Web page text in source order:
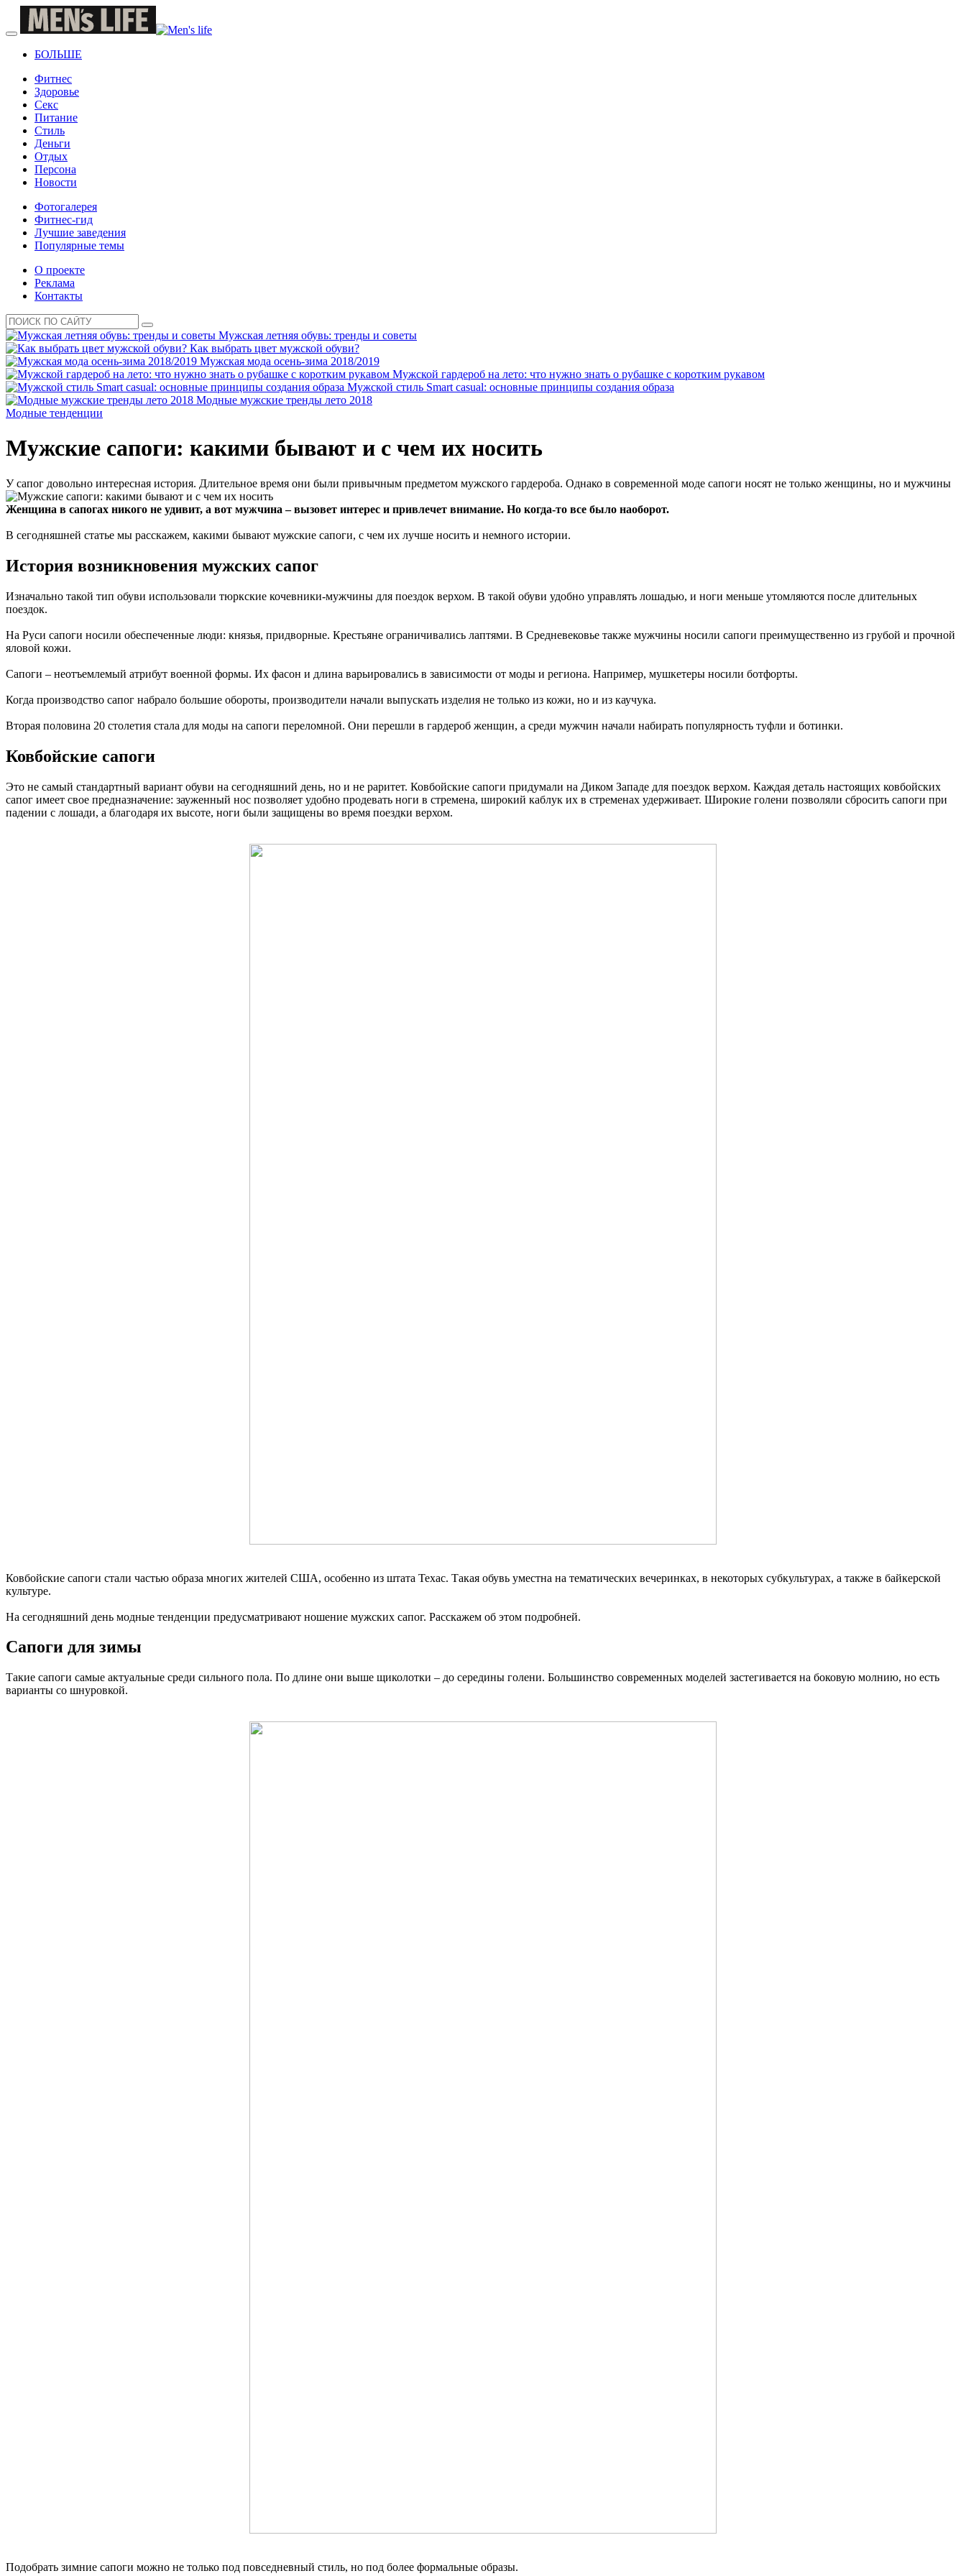
БОЛЬШЕ
Фитнес
Здоровье
Секс
Питание
Стиль
Деньги
Отдых
Персона
Новости
Фотогалерея
Фитнес-гид
Лучшие заведения
Популярные темы
О проекте
Реклама
Контакты
Мужская летняя обувь: тренды и советы
Как выбрать цвет мужской обуви?
Мужская мода осень-зима 2018/2019
Мужской гардероб на лето: что нужно знать о рубашке с коротким рукавом
Мужской стиль Smart casual: основные принципы создания образа
Модные мужские тренды лето 2018
Модные тенденции
Мужские сапоги: какими бывают и с чем их носить
У сапог довольно интересная история. Длительное время они были привычным предметом мужского гардероба. Однако в современной моде сапоги носят не только женщины, но и мужчины
Женщина в сапогах никого не удивит, а вот мужчина – вызовет интерес и привлечет внимание. Но когда-то все было наоборот.
В сегодняшней статье мы расскажем, какими бывают мужские сапоги, с чем их лучше носить и немного истории.
История возникновения мужских сапог
Изначально такой тип обуви использовали тюркские кочевники-мужчины для поездок верхом. В такой обуви удобно управлять лошадью, и ноги меньше утомляются после длительных
поездок.
На Руси сапоги носили обеспеченные люди: князья, придворные. Крестьяне ограничивались лаптями. В Средневековье также мужчины носили сапоги преимущественно из грубой и прочной
яловой кожи.
Сапоги – неотъемлемый атрибут военной формы. Их фасон и длина варьировались в зависимости от моды и региона. Например, мушкетеры носили ботфорты.
Когда производство сапог набрало большие обороты, производители начали выпускать изделия не только из кожи, но и из каучука.
Вторая половина 20 столетия стала для моды на сапоги переломной. Они перешли в гардероб женщин, а среди мужчин начали набирать популярность туфли и ботинки.
Ковбойские сапоги
Это не самый стандартный вариант обуви на сегодняшний день, но и не раритет. Ковбойские сапоги придумали на Диком Западе для поездок верхом. Каждая деталь настоящих ковбойских
сапог имеет свое предназначение: зауженный нос позволяет удобно продевать ноги в стремена, широкий каблук их в стременах удерживает. Широкие голени позволяли сбросить сапоги при
падении с лошади, а благодаря их высоте, ноги были защищены во время поездки верхом.
Ковбойские сапоги стали частью образа многих жителей США, особенно из штата Техас. Такая обувь уместна на тематических вечеринках, в некоторых субкультурах, а также в байкерской
культуре.
На сегодняшний день модные тенденции предусматривают ношение мужских сапог. Расскажем об этом подробней.
Сапоги для зимы
Такие сапоги самые актуальные среди сильного пола. По длине они выше щиколотки – до середины голени. Большинство современных моделей застегивается на боковую молнию, но есть
варианты со шнуровкой.
Подобрать зимние сапоги можно не только под повседневный стиль, но под более формальные образы.